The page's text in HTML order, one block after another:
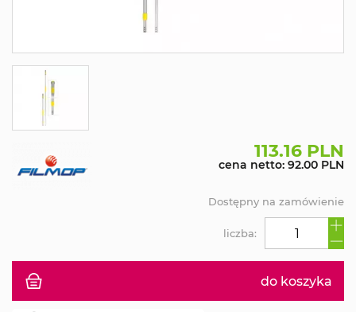
113.16 PLN
cena netto: 92.00 PLN
do koszyka
liczba:
Dostępny na zamówienie